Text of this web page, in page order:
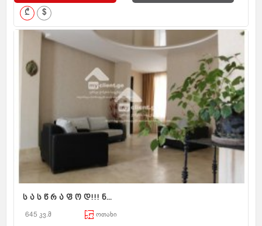
₾ $
ს ა ს წ რ ა ფ ო დ!!! ნ...
645 კვ.მ ოთახი